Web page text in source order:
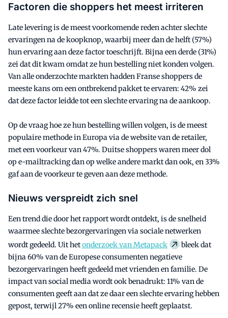
Factoren die shoppers het meest irriteren
Late levering is de meest voorkomende reden achter slechte
ervaringen na de koopknop, waarbij meer dan de helft (57%)
hun ervaring aan deze factor toeschrijft. Bijna een derde (31%)
zei dat dit kwam omdat ze hun bestelling niet konden volgen.
Van alle onderzochte markten hadden Franse shoppers de
meeste kans om een ontbrekend pakket te ervaren: 42% zei
dat deze factor leidde tot een slechte ervaring na de aankoop.
Op de vraag hoe ze hun bestelling willen volgen, is de meest
populaire methode in Europa via de website van de retailer,
met een voorkeur van 47%. Duitse shoppers waren meer dol
op e-mailtracking dan op welke andere markt dan ook, en 33%
gaf aan de voorkeur te geven aan deze methode.
Nieuws verspreidt zich snel
Een trend die door het rapport wordt ontdekt, is de snelheid
waarmee slechte bezorgervaringen via sociale netwerken
wordt gedeeld. Uit hetonderzoek van Metapack
bleek dat
bijna 60% van de Europese consumenten negatieve
bezorgervaringen heeft gedeeld met vrienden en familie. De
impact van social media wordt ook benadrukt: 11% van de
consumenten geeft aan dat ze daar een slechte ervaring hebben
gepost, terwijl 27% een online recensie heeft geplaatst.